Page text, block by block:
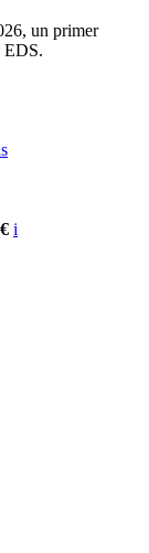
un primer
EDS.
i